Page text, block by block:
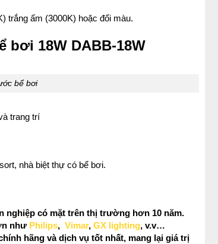
trắng ấm (3000K) hoặc đổi màu.
bơi 18W DABB-18W
bể bơi
trang trí
nhà biệt thự có bể bơi.
nghiệp có mặt trên thị trường hơn 10 năm.
như Philips, Vimar, GX lighting, v.v…
hãng và dịch vụ tốt nhất, mang lại giá trị